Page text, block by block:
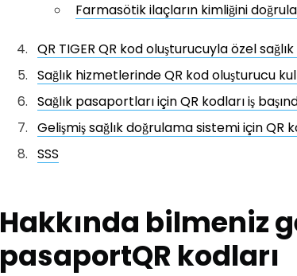
Farmasötik ilaçların kimliğini
QR TIGER QR kod oluşturucuyla özel
Sağlık hizmetlerinde QR kod oluşturucu
Sağlık pasaportları için QR kodları iş
Gelişmiş sağlık doğrulama sistemi için QR
SSS
Hakkında bilmeniz
pasaportQR kodları